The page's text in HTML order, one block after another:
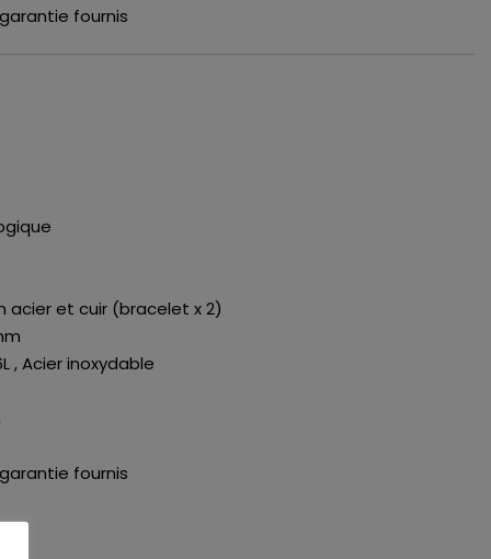
fournis
acier et cuir (bracelet x 2)
, Acier inoxydable
fournis